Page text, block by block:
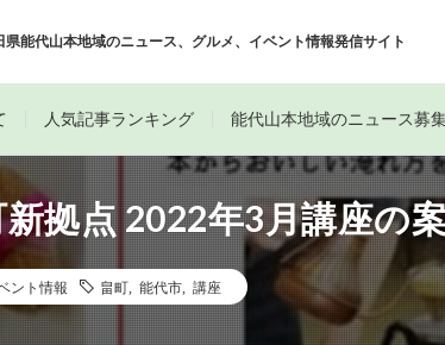
県能代山本地域のニュース、グルメ、イベント情報発信サイト
人気記事ランキング 能代山本地域のニュース募集
拠点 2022年3月講座の案
ント情報 畠町 能代市 講座